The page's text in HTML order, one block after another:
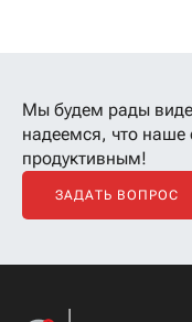
Мы будем рады
надеемся, что наше
продуктивным!
ЗАДАТЬ ВОПРОС